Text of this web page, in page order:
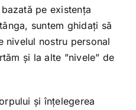
bazată pe existența
suntem ghidați să
nivelul nostru personal
și la alte ”nivele” de
și înțelegerea